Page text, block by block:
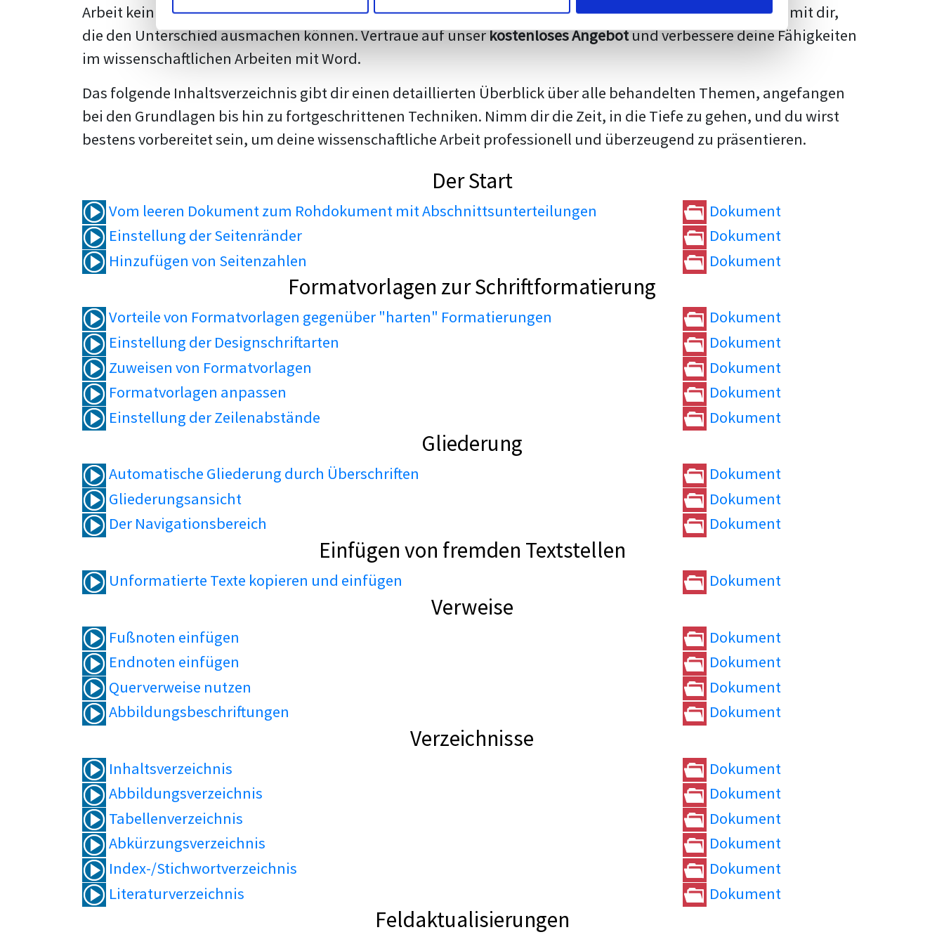
Arbeit kein Problem mehr für dich darstellen. Unsere erfahrenen Trainer teilen wertvolleTipps und Tricks
mit dir,
die den Unterschied ausmachen können. Vertraue auf unserkostenloses Angebotund verbessere deine Fähigkeiten
im wissenschaftlichen Arbeiten mit Word.
Das folgende Inhaltsverzeichnis gibt dir einen detaillierten Überblick über alle behandelten Themen, angefangen
bei den Grundlagen bis hin zu fortgeschrittenen Techniken. Nimm dir die Zeit, in die Tiefe zu gehen, und du wirst
bestens vorbereitet sein, um deine wissenschaftliche Arbeit professionell und überzeugend zu präsentieren.
Der Start
Vom leeren Dokument zum Rohdokument mit Abschnittsunterteilungen
Dokument
Einstellung der Seitenränder
Dokument
Hinzufügen von Seitenzahlen
Dokument
Formatvorlagen zur Schriftformatierung
Vorteile von Formatvorlagen gegenüber "harten" Formatierungen
Dokument
Einstellung der Designschriftarten
Dokument
Zuweisen von Formatvorlagen
Dokument
Formatvorlagen anpassen
Dokument
Einstellung der Zeilenabstände
Dokument
Gliederung
Automatische Gliederung durch Überschriften
Dokument
Gliederungsansicht
Dokument
Der Navigationsbereich
Dokument
Einfügen von fremden Textstellen
Unformatierte Texte kopieren und einfügen Dokument
Verweise
Fußnoten einfügen
Dokument
Endnoten einfügen
Dokument
Querverweise nutzen
Dokument
Abbildungsbeschriftungen
Dokument
Verzeichnisse
Inhaltsverzeichnis
Dokument
Abbildungsverzeichnis
Dokument
Tabellenverzeichnis
Dokument
Abkürzungsverzeichnis
Dokument
Index-/Stichwortverzeichnis
Dokument
Literaturverzeichnis
Dokument
Feldaktualisierungen